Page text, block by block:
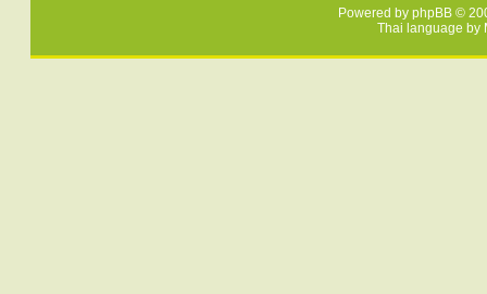
Powered by phpBB ©
Thai language by